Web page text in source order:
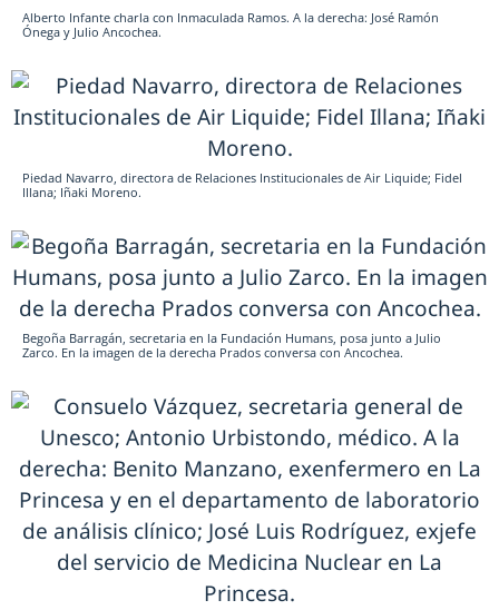
Alberto Infante charla con Inmaculada Ramos. A la derecha: José Ramón
Ónega y Julio Ancochea.
Piedad Navarro, directora de Relaciones Institucionales de Air Liquide; Fidel
Illana; Iñaki Moreno.
Begoña Barragán, secretaria en la Fundación Humans, posa junto a Julio
Zarco. En la imagen de la derecha Prados conversa con Ancochea.